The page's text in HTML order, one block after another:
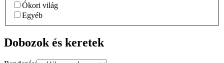
Ókori világ
Egyéb
Dobozok és keretek